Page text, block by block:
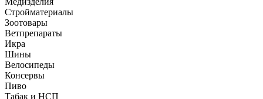
Стройматериалы
Зоотовары
Ветпрепараты
Икра
Шины
Велосипеды
Консервы
Пиво
Табак и НСП